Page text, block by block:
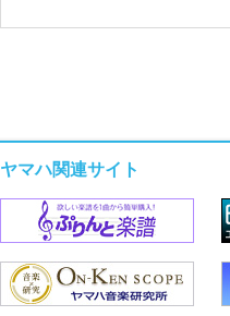
ヤマハ関連サイト